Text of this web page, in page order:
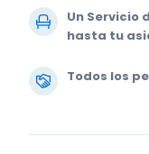
Un Servicio
hasta tu
Todos los